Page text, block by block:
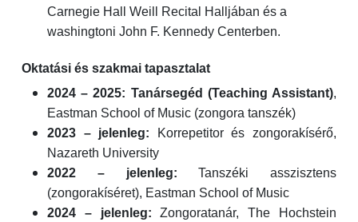
Carnegie Hall Weill Recital Halljában és a
washingtoni John F. Kennedy Centerben.
Oktatási és szakmai tapasztalat
2024 – 2025: Tanársegéd (Teaching Assistant),
Eastman School of Music (zongora tanszék)
2023 – jelenleg: Korrepetitor és zongorakísérő,
Nazareth University
2022 – jelenleg: Tanszéki asszisztens
(zongorakíséret), Eastman School of Music
2024 – jelenleg: Zongoratanár, The Hochstein